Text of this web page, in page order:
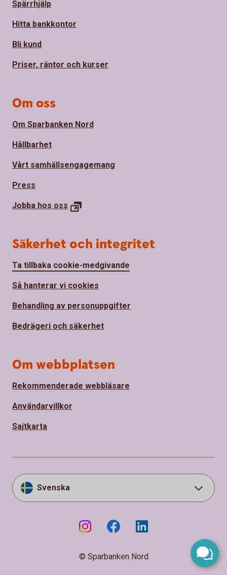
Spärrhjälp
Hitta bankkontor
Bli kund
Priser, räntor och kurser
Om oss
Om Sparbanken Nord
Hållbarhet
Vårt samhällsengagemang
Press
Jobba hos oss
Säkerhet och integritet
Ta tillbaka cookie-medgivande
Så hanterar vi cookies
Behandling av personuppgifter
Bedrägeri och säkerhet
Om webbplatsen
Rekommenderade webbläsare
Användarvillkor
Sajtkarta
Svenska
© Sparbanken Nord